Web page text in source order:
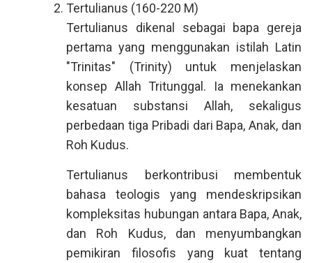
Tertulianus (160-220 M)
Tertulianus dikenal sebagai bapa gereja
pertama yang menggunakan istilah Latin
"Trinitas" (Trinity) untuk menjelaskan
konsep Allah Tritunggal. Ia menekankan
kesatuan substansi Allah, sekaligus
perbedaan tiga Pribadi dari Bapa, Anak, dan
Roh Kudus.
Tertulianus berkontribusi membentuk
bahasa teologis yang mendeskripsikan
kompleksitas hubungan antara Bapa, Anak,
dan Roh Kudus, dan menyumbangkan
pemikiran filosofis yang kuat tentang